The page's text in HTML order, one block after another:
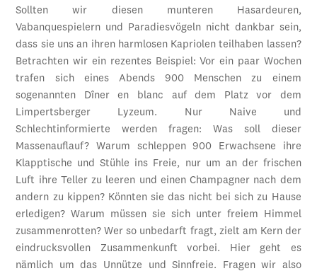
Sollten wir diesen munteren Hasardeuren,
Vabanquespielern und Paradiesvögeln nicht dankbar sein,
dass sie uns an ihren harmlosen Kapriolen teilhaben lassen?
Betrachten wir ein rezentes Beispiel: Vor ein paar Wochen
trafen sich eines Abends 900 Menschen zu einem
sogenannten Dîner en blanc auf dem Platz vor dem
Limpertsberger Lyzeum. Nur Naive und
Schlechtinformierte werden fragen: Was soll dieser
Massenauflauf? Warum schleppen 900 Erwachsene ihre
Klapptische und Stühle ins Freie, nur um an der frischen
Luft ihre Teller zu leeren und einen Champagner nach dem
andern zu kippen? Könnten sie das nicht bei sich zu Hause
erledigen? Warum müssen sie sich unter freiem Himmel
zusammenrotten? Wer so unbedarft fragt, zielt am Kern der
eindrucksvollen Zusammenkunft vorbei. Hier geht es
nämlich um das Unnütze und Sinnfreie. Fragen wir also